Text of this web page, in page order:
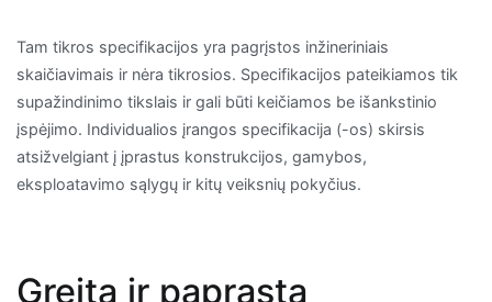
Tam tikros specifikacijos yra pagrįstos inžineriniais
skaičiavimais ir nėra tikrosios. Specifikacijos pateikiamos tik
supažindinimo tikslais ir gali būti keičiamos be išankstinio
įspėjimo. Individualios įrangos specifikacija (-os) skirsis
atsižvelgiant į įprastus konstrukcijos, gamybos,
eksploatavimo sąlygų ir kitų veiksnių pokyčius.
Greita ir paprasta